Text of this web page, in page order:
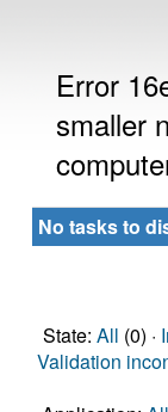
Error
smaller
No tasks to
State: All (0) ·
Validation